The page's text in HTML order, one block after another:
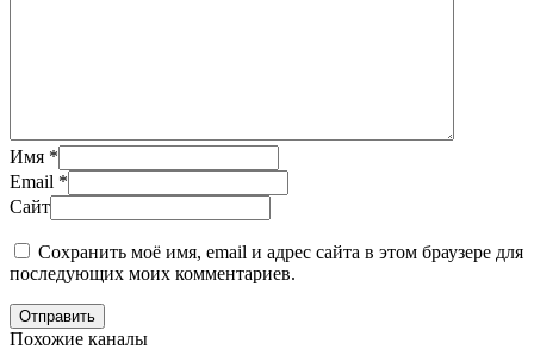
Имя *
Email *
Сайт
Сохранить моё имя, email и адрес сайта в этом браузере для
последующих моих комментариев.
Отправить
Похожие каналы